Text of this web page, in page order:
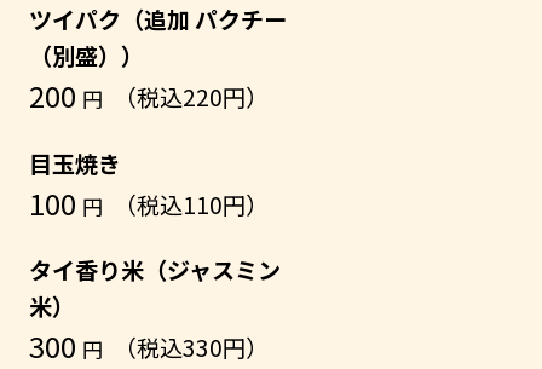
ツイパク（追加 パクチー
（別盛））
200 円
（税込220円）
目玉焼き
100 円
（税込110円）
タイ香り米（ジャスミン
米）
300 円
（税込330円）